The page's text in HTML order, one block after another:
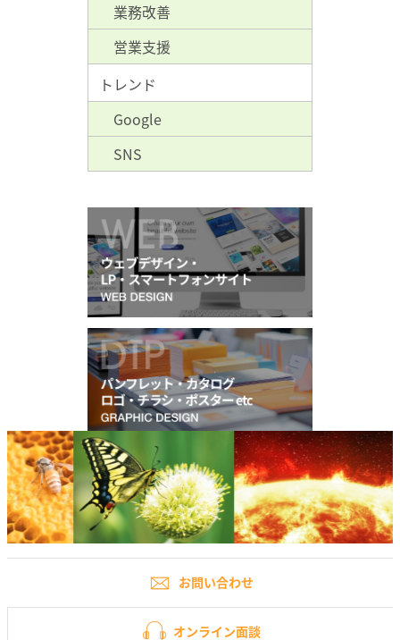
業務改善
営業支援
トレンド
Google
SNS
お問い合わせ
オンライン面談